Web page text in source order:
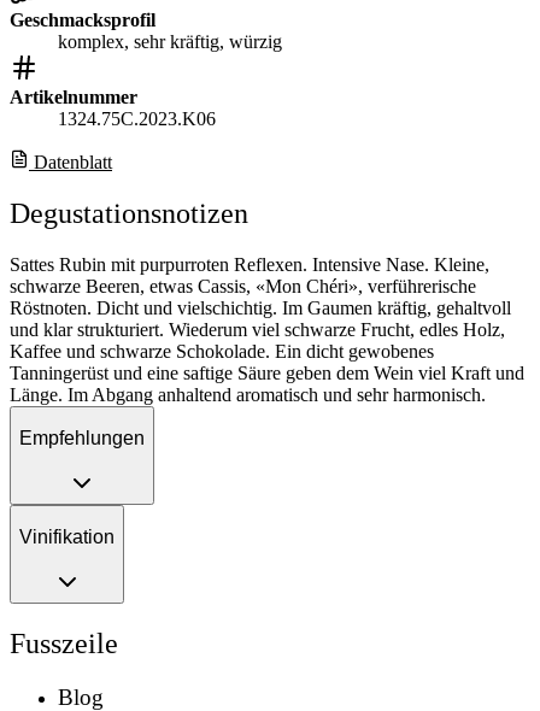
Geschmacksprofil
komplex, sehr kräftig, würzig
Artikelnummer
1324.75C.2023.K06
Datenblatt
Degustationsnotizen
Sattes Rubin mit purpurroten Reflexen. Intensive Nase. Kleine,
schwarze Beeren, etwas Cassis, «Mon Chéri», verführerische
Röstnoten. Dicht und vielschichtig. Im Gaumen kräftig, gehaltvoll
und klar strukturiert. Wiederum viel schwarze Frucht, edles Holz,
Kaffee und schwarze Schokolade. Ein dicht gewobenes
Tanningerüst und eine saftige Säure geben dem Wein viel Kraft und
Länge. Im Abgang anhaltend aromatisch und sehr harmonisch.
Empfehlungen
Vinifikation
Fusszeile
Blog